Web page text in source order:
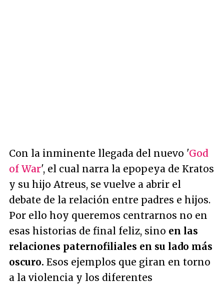
Con la inminente llegada del nuevo 'God
of War', el cual narra la epopeya de Kratos
y su hijo Atreus, se vuelve a abrir el
debate de la relación entre padres e hijos.
Por ello hoy queremos centrarnos no en
esas historias de final feliz, sino en las
relaciones paternofiliales en su lado más
oscuro. Esos ejemplos que giran en torno
a la violencia y los diferentes